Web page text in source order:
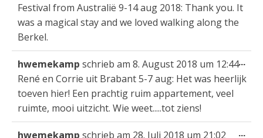
Festival from Australië 9-14 aug 2018: Thank you. It
was a magical stay and we loved walking along the
Berkel.
hwemekamp schrieb am 8. August 2018 um 12:44
René en Corrie uit Brabant 5-7 aug: Het was heerlijk
toeven hier! Een prachtig ruim appartement, veel
ruimte, mooi uitzicht. Wie weet.....tot ziens!
...
hwemekamp schrieb am 28. Juli 2018 um 21:02
...